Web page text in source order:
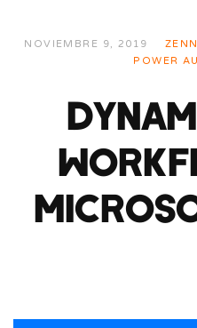
NOVIEMBRE 9, 2019
POWER